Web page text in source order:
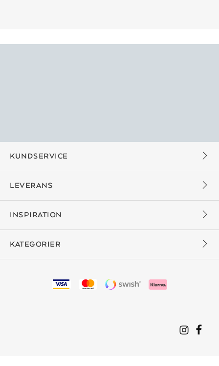
KUNDSERVICE
LEVERANS
INSPIRATION
KATEGORIER